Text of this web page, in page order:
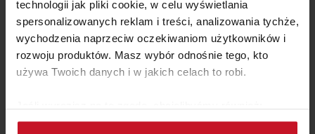
technologii jak pliki cookie, w celu wyświetlania
spersonalizowanych reklam i treści, analizowania tychże,
wychodzenia naprzeciw oczekiwaniom użytkowników i
rozwoju produktów. Masz wybór odnośnie tego, kto
używa Twoich danych i w jakich celach to robi.
Gromadzić dane dotyczące Twojej lokalizacji